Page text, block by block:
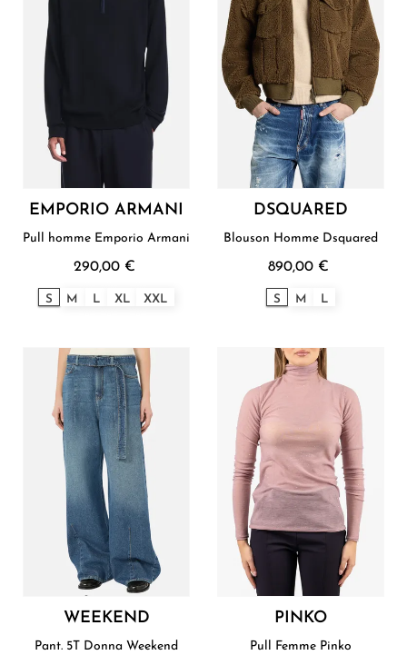
EMPORIO ARMANI
Pull homme Emporio Armani
290,00 €
S M L XL XXL
DSQUARED
Blouson Homme Dsquared
890,00 €
S M L
WEEKEND
Pant. 5T Donna Weekend
PINKO
Pull Femme Pinko